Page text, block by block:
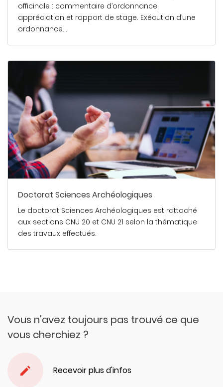
officinale : commentaire d’ordonnance,
appréciation et rapport de stage. Exécution d’une
ordonnance…
Doctorat Sciences Archéologiques
Le doctorat Sciences Archéologiques est rattaché
aux sections CNU 20 et CNU 21 selon la thématique
des travaux effectués.
Vous n'avez toujours pas trouvé ce que
vous cherchiez ?
Recevoir plus d'infos